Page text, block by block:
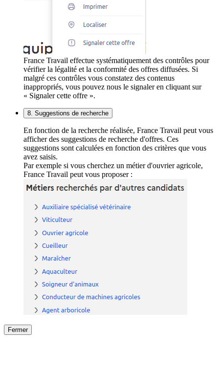
France Travail effectue systématiquement des contrôles pour
vérifier la légalité et la conformité des offres diffusées. Si
malgré ces contrôles vous constatez des contenus
inappropriés, vous pouvez nous le signaler en cliquant sur
« Signaler cette offre ».
8. Suggestions de recherche
En fonction de la recherche réalisée, France Travail peut vous
afficher des suggestions de recherche d'offres. Ces
suggestions sont calculées en fonction des critères que vous
avez saisis.
Par exemple si vous cherchez un métier d'ouvrier agricole,
France Travail peut vous proposer :
Fermer